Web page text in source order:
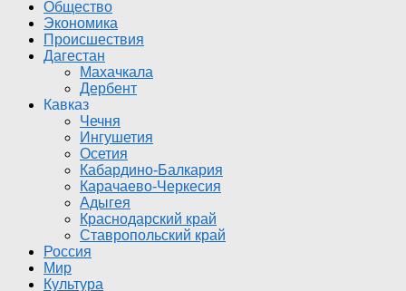
Общество
Экономика
Происшествия
Дагестан
Махачкала
Дербент
Кавказ
Чечня
Ингушетия
Осетия
Кабардино-Балкария
Карачаево-Черкесия
Адыгея
Краснодарский край
Ставропольский край
Россия
Мир
Культура